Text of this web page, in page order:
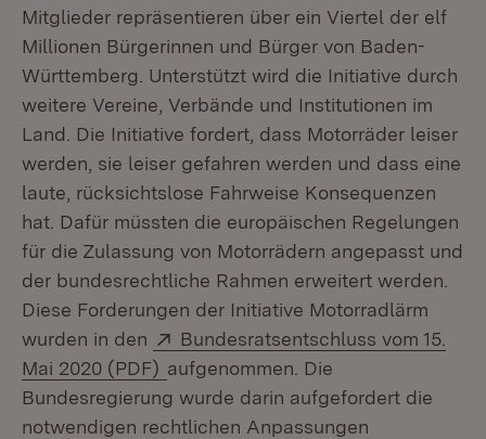
Mitglieder repräsentieren über ein Viertel der elf
Millionen Bürgerinnen und Bürger von Baden-
Württemberg. Unterstützt wird die Initiative durch
weitere Vereine, Verbände und Institutionen im
Land. Die Initiative fordert, dass Motorräder leiser
werden, sie leiser gefahren werden und dass eine
laute, rücksichtslose Fahrweise Konsequenzen
hat. Dafür müssten die europäischen Regelungen
für die Zulassung von Motorrädern angepasst und
der bundesrechtliche Rahmen erweitert werden.
Diese Forderungen der Initiative Motorradlärm
wurden in den
Extern:
Bundesratsentschluss vom 15.
Mai 2020 (PDF) (Öffnet in neuem Fenster)
aufgenommen. Die
Bundesregierung wurde darin aufgefordert die
notwendigen rechtlichen Anpassungen